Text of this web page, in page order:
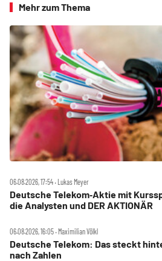
Mehr zum Thema
06.08.2026, 17:54 ‧ Lukas Meyer
Deutsche Telekom‑Aktie mit
die Analysten und DER AKTIONÄR
06.08.2026, 16:05 ‧ Maximilian Völkl
Deutsche Telekom: Das steckt
nach Zahlen